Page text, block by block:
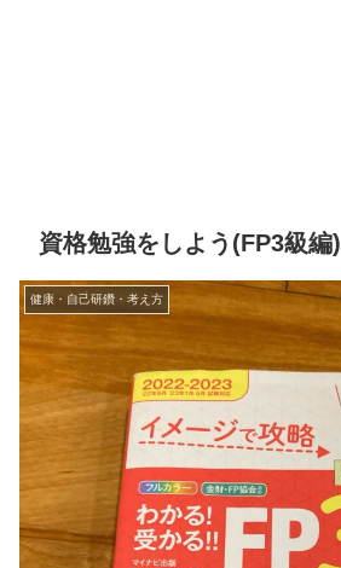
資格勉強をしよう(FP3級編)
健康・自己研鑽・考え方